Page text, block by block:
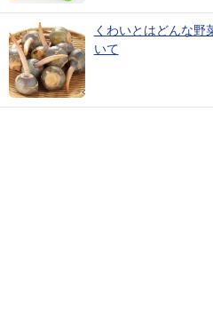
くわいとはどんな野
いて